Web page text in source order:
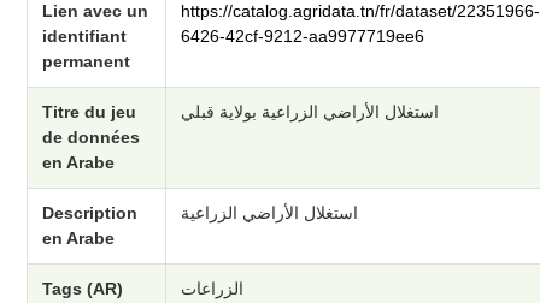
Lien avec un
identifiant
permanent
https://catalog.agridata.tn/fr/dataset/22351966-
6426-42cf-9212-aa9977719ee6
Titre du jeu
de données
en Arabe
استغلال الأراضي الزراعية بولاية قبلي
Description
en Arabe
استغلال الأراضي الزراعية
Tags (AR)
الزراعات